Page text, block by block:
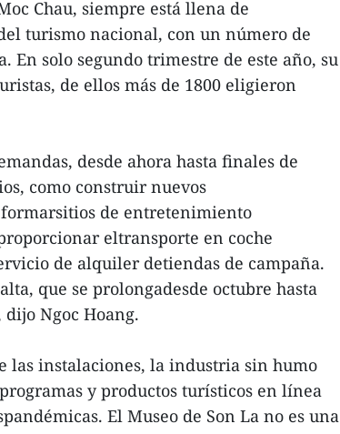
Chau, siempre está llena de
turismo nacional, con un número de
En solo segundo trimestre de este año, su
de ellos más de 1800 eligieron
desde ahora hasta finales de
como construir nuevos
de entretenimiento
eltransporte en coche
de alquiler detiendas de campaña.
que se prolongadesde octubre hasta
Ngoc Hoang.
las instalaciones, la industria sin humo
y productos turísticos en línea
El Museo de Son La no es una